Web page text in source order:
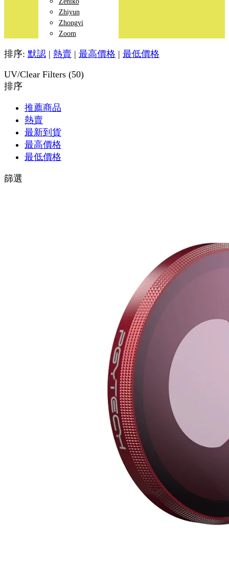
Zhiyun
Zhongyi
Zoom
排序: 默認 | 熱賣 | 最高價格 | 最低價格
UV/Clear Filters (50)
排序
推薦商品
熱賣
最新到貨
最高價格
最低價格
篩選